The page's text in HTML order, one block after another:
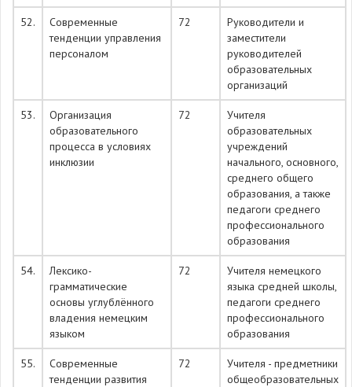
52.
Современные
тенденции управления
персоналом
72
Руководители и
заместители
руководителей
образовательных
организаций
53.
Организация
образовательного
процесса в условиях
инклюзии
72
Учителя
образовательных
учреждений
начального, основного,
среднего общего
образования, а также
педагоги среднего
профессионального
образования
54.
Лексико-
грамматические
основы углублённого
владения немецким
языком
72
Учителя немецкого
языка средней школы,
педагоги среднего
профессионального
образования
55.
Современные
тенденции развития
72
Учителя - предметники
общеобразовательных